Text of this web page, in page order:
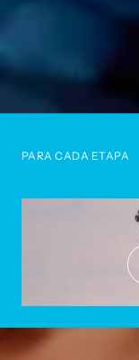
PARA CADA ETAPA